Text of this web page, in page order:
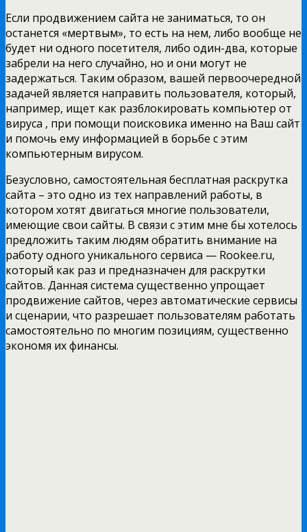
Если продвижением сайта не заниматься, то он
останется «мертвым», то есть на нем, либо вообще не
будет ни одного посетителя, либо один-два, которые
забрели на него случайно, но и они могут не
задержаться. Таким образом, вашей первоочередной
задачей является направить пользователя, который,
например, ищет как разблокировать компьютер от
вируса , при помощи поисковика именно на Ваш сайт
и помочь ему информацией в борьбе с этим
компьютерным вирусом.
Безусловно, самостоятельная бесплатная раскрутка
сайта – это одно из тех направлений работы, в
котором хотят двигаться многие пользователи,
имеющие свои сайты. В связи с этим мне бы хотелось
предложить таким людям обратить внимание на
работу одного уникального сервиса — Rookee.ru,
который как раз и предназначен для раскрутки
сайтов. Данная система существенно упрощает
продвижение сайтов, через автоматические сервисы
и сценарии, что разрешает пользователям работать
самостоятельно по многим позициям, существенно
экономя их финансы.